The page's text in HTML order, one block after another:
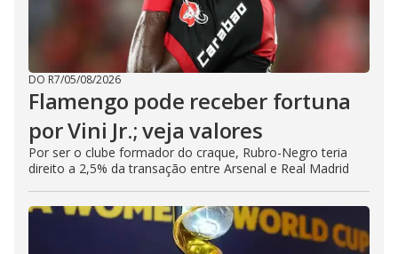
DO R7/05/08/2026
Flamengo pode receber fortuna
por Vini Jr.; veja valores
Por ser o clube formador do craque, Rubro-Negro teria
direito a 2,5% da transação entre Arsenal e Real Madrid